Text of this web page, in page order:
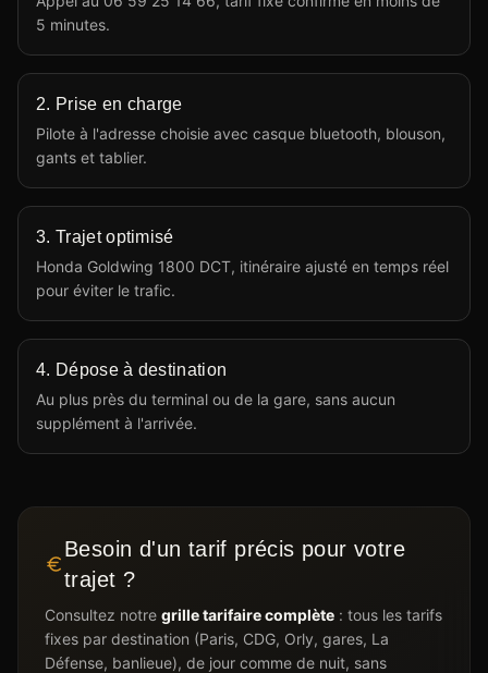
5 minutes.
2. Prise en charge
Pilote à l'adresse choisie avec casque bluetooth, blouson,
gants et tablier.
3. Trajet optimisé
Honda Goldwing 1800 DCT, itinéraire ajusté en temps réel
pour éviter le trafic.
4. Dépose à destination
Au plus près du terminal ou de la gare, sans aucun
supplément à l'arrivée.
Besoin d'un tarif précis pour votre
trajet ?
Consultez notre grille tarifaire complète : tous les tarifs
fixes par destination (Paris, CDG, Orly, gares, La
Défense, banlieue), de jour comme de nuit, sans